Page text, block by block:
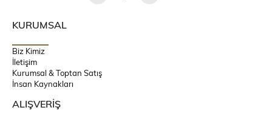
KURUMSAL
Biz Kimiz
İletişim
Kurumsal & Toptan Satış
İnsan Kaynakları
ALIŞVERİŞ